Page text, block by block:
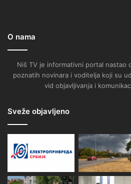
O nama
Niš TV je informativni portal nastao
poznatih novinara i voditelja koji su
vid objavljivanja i
Sveže objavljeno